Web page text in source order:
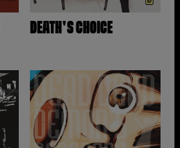
DEATH'S CHOICE